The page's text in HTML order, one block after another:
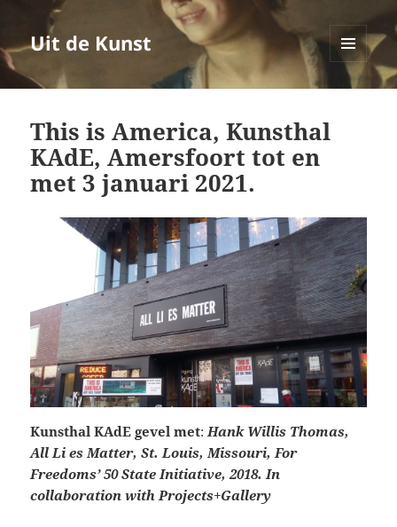
Uit de Kunst
MENU
EN
This is America, Kunsthal
KAdE, Amersfoort tot en
met 3 januari 2021.
Kunsthal KAdE gevel met: Hank Willis Thomas,
All Li es Matter, St. Louis, Missouri, For
Freedoms’ 50 State Initiative, 2018. In
collaboration with Projects+Gallery